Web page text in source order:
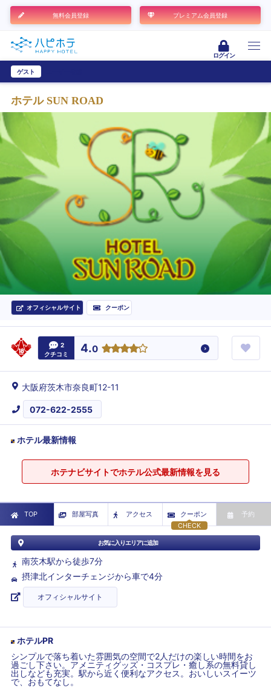
無料会員登録 プレミアム会員登録
ログイン
ゲスト
ホテル SUN ROAD
オフィシャルサイト クーポン
2
クチコミ
4.0
大阪府茨木市奈良町12-11
072-622-2555
ホテル最新情報
ホテナビサイトでホテル公式最新情報を見る
TOP 部屋写真
アクセス
CHECK
クーポン 予約
お気に入りエリアに追加
南茨木駅から徒歩7分
摂津北インターチェンジから車で4分
オフィシャルサイト
ホテルPR
シンプルで落ち着いた雰囲気の空間で2人だけの楽しい時間をお
過ごし下さい。アメニティグッズ・コスプレ・癒し系の無料貸し
出しなども充実。駅から近く便利なアクセス。おいしいスイーツ
で、おもてなし。